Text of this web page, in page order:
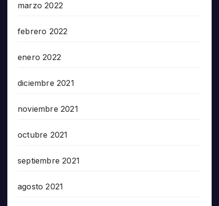
marzo 2022
febrero 2022
enero 2022
diciembre 2021
noviembre 2021
octubre 2021
septiembre 2021
agosto 2021